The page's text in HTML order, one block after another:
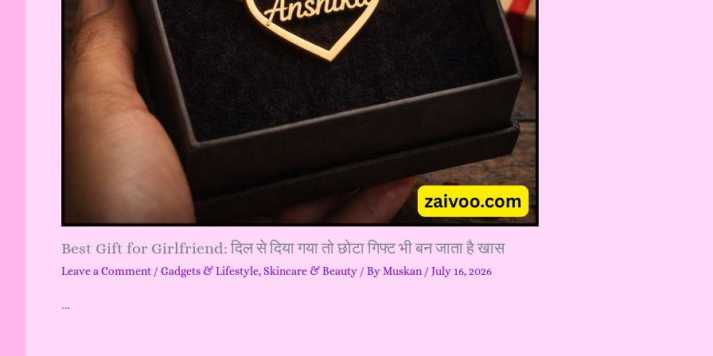
Best Gift for Girlfriend: दिल से दिया गया तो छोटा गिफ्ट भी बन जाता है खास
Leave a Comment / Gadgets & Lifestyle,Skincare & Beauty / ByMuskan / July 16, 2026
…